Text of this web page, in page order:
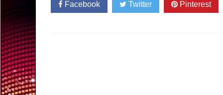
Facebook Twitter Pinterest